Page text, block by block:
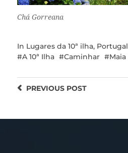
Chá Gorreana
In Lugares da 10ª ilha, Portugal
A 10ª Ilha
Caminhar Maia
PREVIOUSPOST